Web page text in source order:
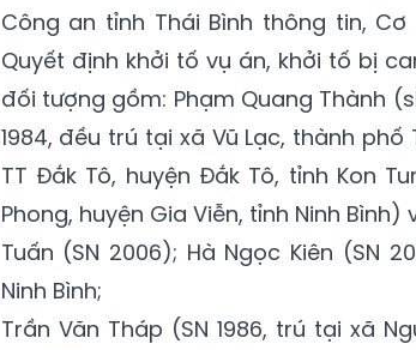
Công an tỉnh Thái Bình thông tin,
Quyết định khởi tố vụ án, khởi tố bị
đối tượng gồm: Phạm Quang Thành
1984, đều trú tại xã Vũ Lạc, thành phố
TT Đắk Tô, huyện Đắk Tô, tỉnh Kon
Phong, huyện Gia Viễn, tỉnh Ninh
Tuấn (SN 2006); Hà Ngọc Kiên (SN
Ninh Bình;
Trần Văn Tháp (SN 1986, trú tại xã